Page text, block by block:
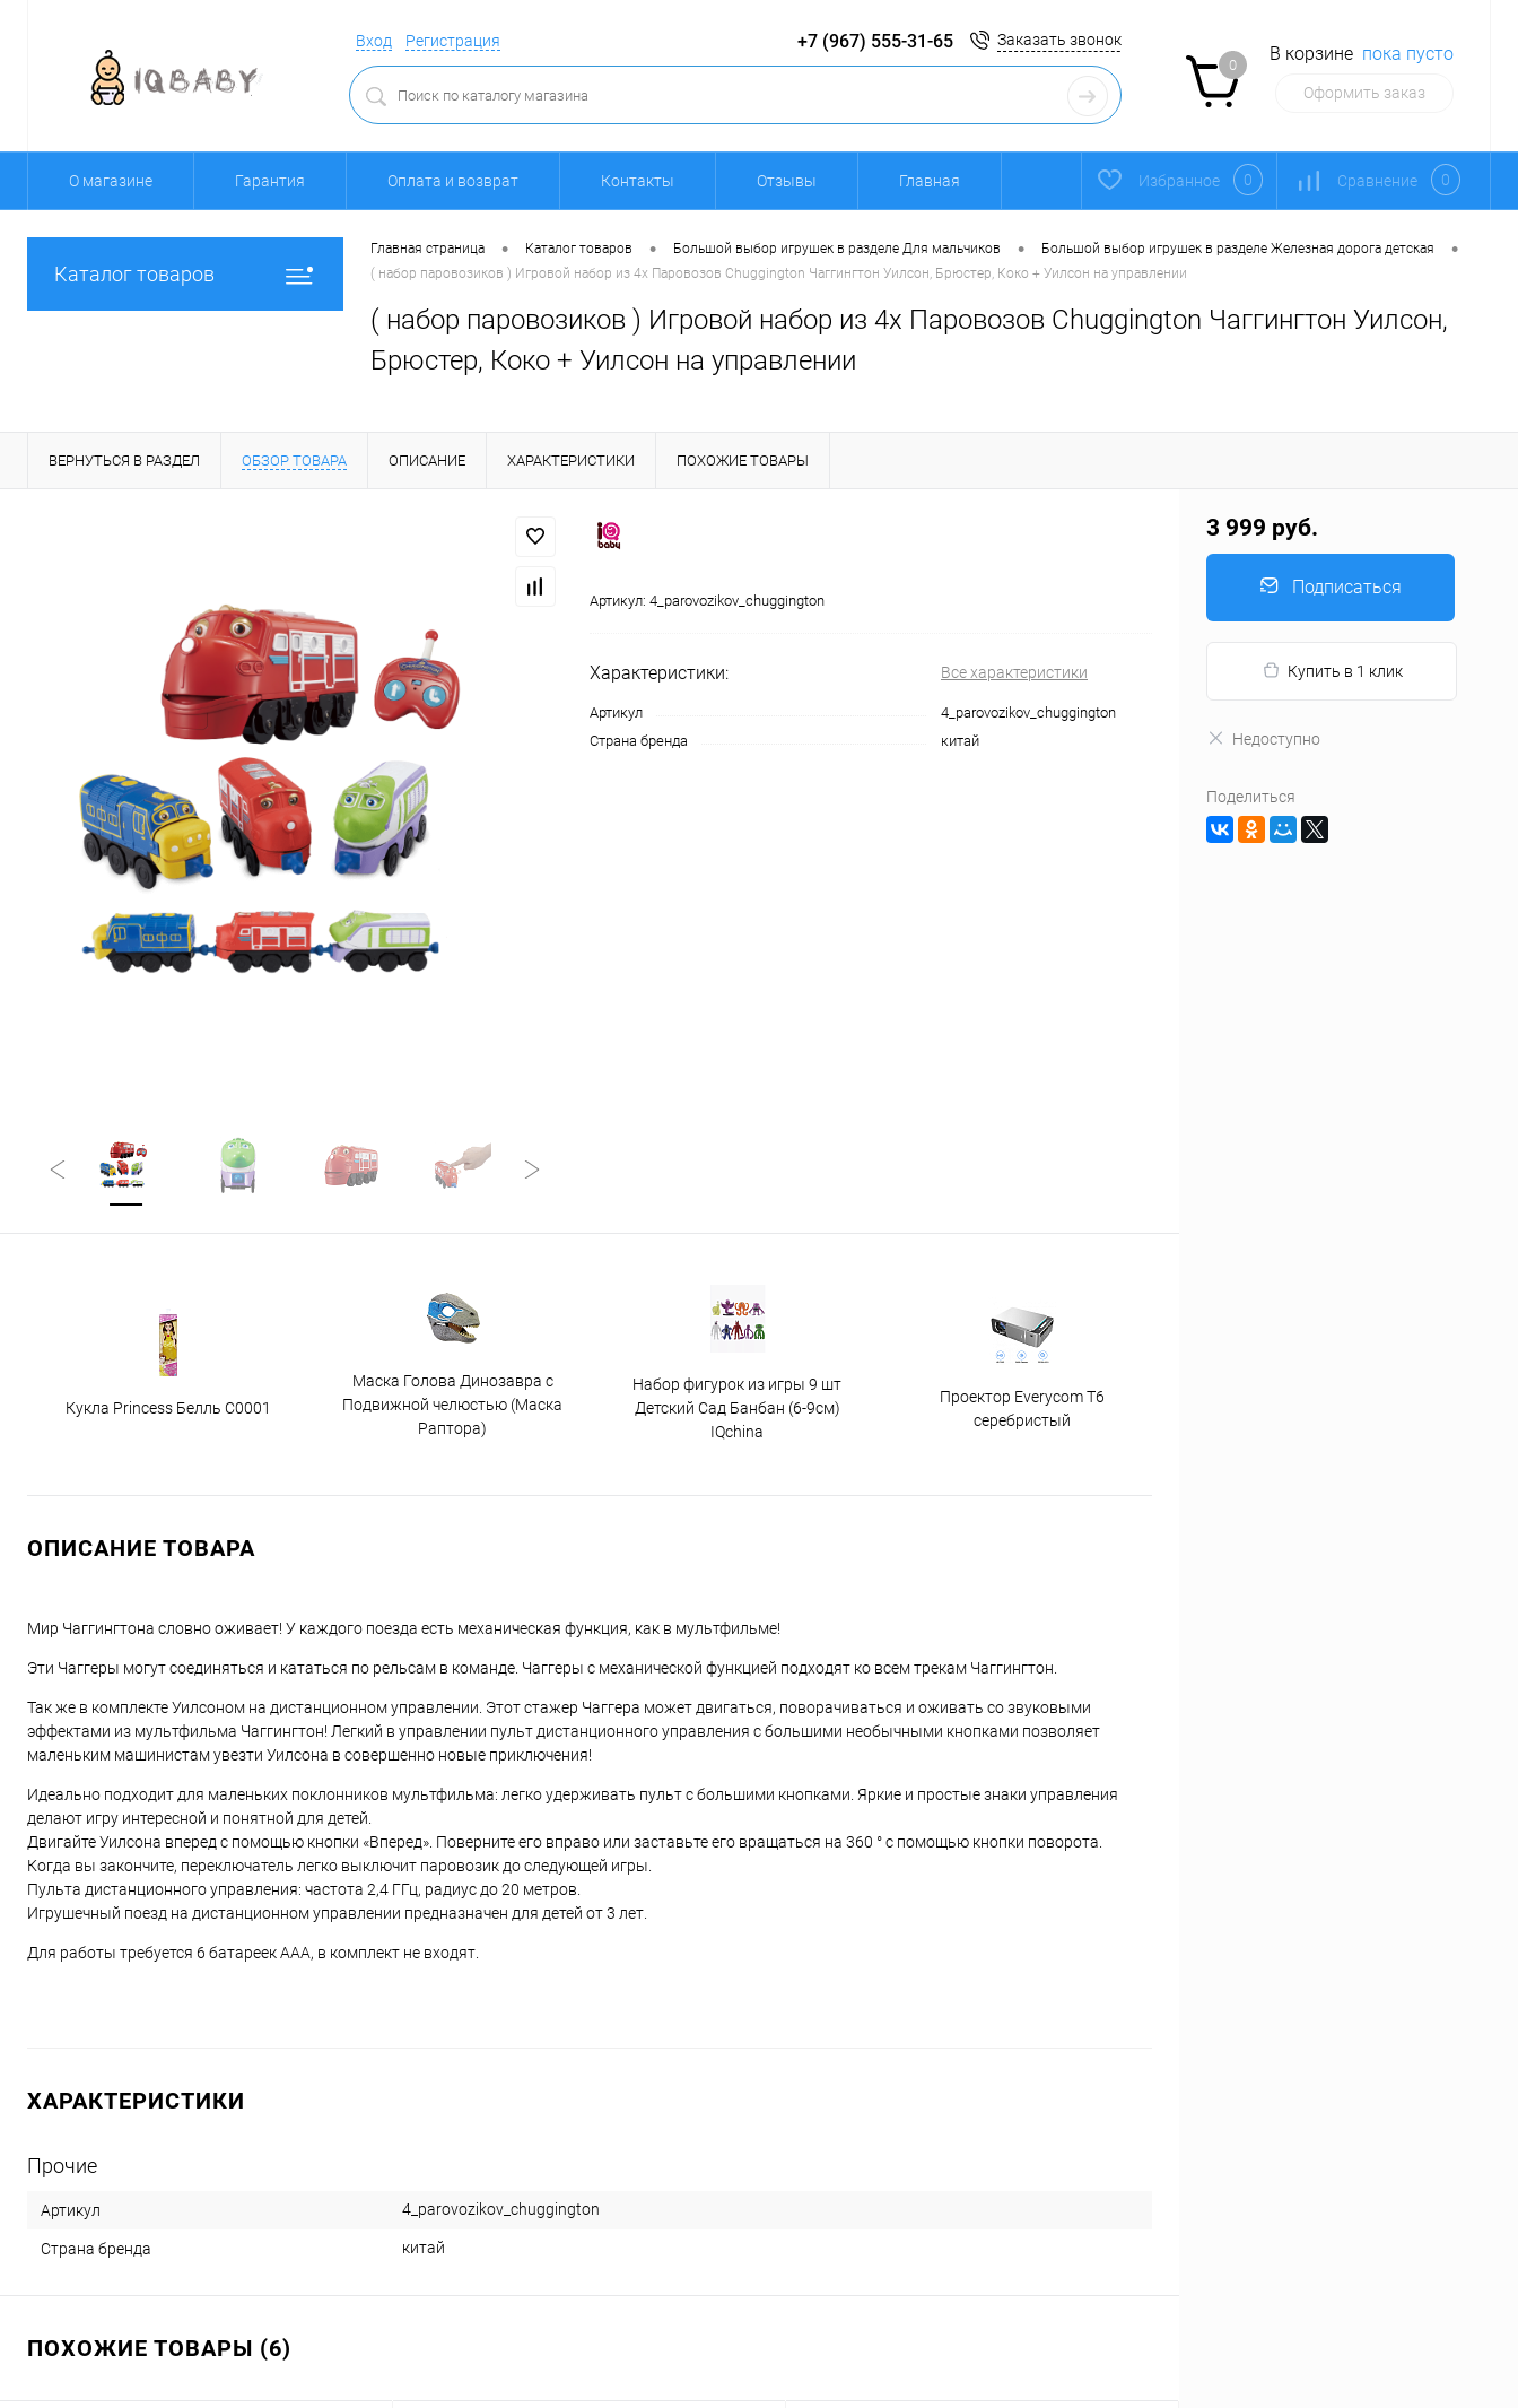
Вход Регистрация +7 (967) 555-31-65 Заказать звонок
0
В корзине пока пусто
Оформить заказ
О магазине Гарантия Оплата и возврат Контакты Отзывы Главная Избранное 0 Сравнение 0
Каталог товаров
Главная страница • Каталог товаров • Большой выбор игрушек в разделе Для мальчиков • Большой выбор игрушек в разделе Железная дорога детская •
( набор паровозиков ) Игровой набор из 4х Паровозов Chuggington Чаггингтон Уилсон, Брюстер, Коко + Уилсон на управлении
( набор паровозиков ) Игровой набор из 4х Паровозов Chuggington Чаггингтон Уилсон,
Брюстер, Коко + Уилсон на управлении
ВЕРНУТЬСЯ В РАЗДЕЛ ОБЗОР ТОВАРА ОПИСАНИЕ ХАРАКТЕРИСТИКИ ПОХОЖИЕ ТОВАРЫ
Артикул: 4_parovozikov_chuggington
Характеристики: Все характеристики
Артикул
4_parovozikov_chuggington
Страна бренда
китай
Кукла Princess Белль C0001
Маска Голова Динозавра с
Подвижной челюстью (Маска
Раптора)
Набор фигурок из игры 9 шт
Детский Сад Банбан (6-9см)
IQchina
Проектор Everycom T6
серебристый
ОПИСАНИЕ ТОВАРА
Мир Чаггингтона словно оживает! У каждого поезда есть механическая функция, как в мультфильме!
Эти Чаггеры могут соединяться и кататься по рельсам в команде. Чаггеры с механической функцией подходят ко всем трекам Чаггингтон.
Так же в комплекте Уилсоном на дистанционном управлении. Этот стажер Чаггера может двигаться, поворачиваться и оживать со звуковыми
эффектами из мультфильма Чаггингтон! Легкий в управлении пульт дистанционного управления с большими необычными кнопками позволяет
маленьким машинистам увезти Уилсона в совершенно новые приключения!
Идеально подходит для маленьких поклонников мультфильма: легко удерживать пульт с большими кнопками. Яркие и простые знаки управления
делают игру интересной и понятной для детей.
Двигайте Уилсона вперед с помощью кнопки «Вперед». Поверните его вправо или заставьте его вращаться на 360 ° с помощью кнопки поворота.
Когда вы закончите, переключатель легко выключит паровозик до следующей игры.
Пульта дистанционного управления: частота 2,4 ГГц, радиус до 20 метров.
Игрушечный поезд на дистанционном управлении предназначен для детей от 3 лет.
Для работы требуется 6 батареек AAА, в комплект не входят.
ХАРАКТЕРИСТИКИ
Прочие
Артикул 4_parovozikov_chuggington
Страна бренда китай
ПОХОЖИЕ ТОВАРЫ (6)
3 999 руб.
Подписаться
Купить в 1 клик
Недоступно
Поделиться